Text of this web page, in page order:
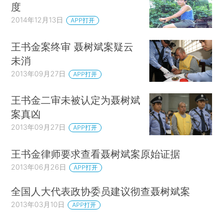
度
2014年12月13日 APP打开
王书金案终审 聂树斌案疑云
未消
2013年09月27日 APP打开
王书金二审未被认定为聂树斌
案真凶
2013年09月27日 APP打开
王书金律师要求查看聂树斌案原始证据
2013年06月26日 APP打开
全国人大代表政协委员建议彻查聂树斌案
2013年03月10日 APP打开